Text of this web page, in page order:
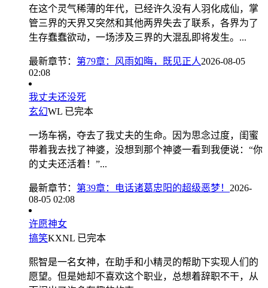
在这个灵气稀薄的年代，已经许久没有人羽化成仙，掌
管三界的天界又突然和其他两界失去了联系，各界为了
生存蠢蠢欲动，一场涉及三界的大混乱即将发生。...
最新章节： 第79章：风雨如晦，既见正人2026-08-05
02:08
我丈夫还没死
玄幻WL 已完本
一场车祸，夺去了我丈夫的生命。因为思念过度，闺蜜
带着我去找了神婆，没想到那个神婆一看到我便说：“你
的丈夫还活着！”...
最新章节： 第39章：电话诸葛忠阳的超级恶梦！ 2026-
08-05 02:08
许愿神女
搞笑KXNL 已完本
熙智是一名女神，在助手和小精灵的帮助下实现人们的
愿望。但是她却不喜欢这个职业，总想着辞职不干，从